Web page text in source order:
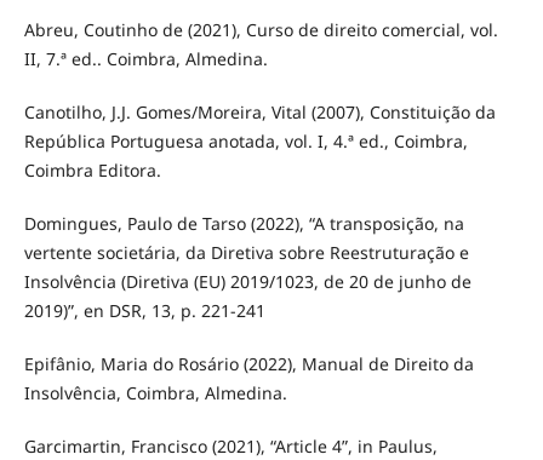
Abreu, Coutinho de (2021), Curso de direito comercial, vol.
II, 7.ª ed.. Coimbra, Almedina.
Canotilho, J.J. Gomes/Moreira, Vital (2007), Constituição da
República Portuguesa anotada, vol. I, 4.ª ed., Coimbra,
Coimbra Editora.
Domingues, Paulo de Tarso (2022), “A transposição, na
vertente societária, da Diretiva sobre Reestruturação e
Insolvência (Diretiva (EU) 2019/1023, de 20 de junho de
2019)”, en DSR, 13, p. 221-241
Epifânio, Maria do Rosário (2022), Manual de Direito da
Insolvência, Coimbra, Almedina.
Garcimartin, Francisco (2021), “Article 4”, in Paulus,